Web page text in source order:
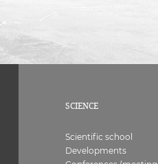
SCIENCE
Scientific school
Developments